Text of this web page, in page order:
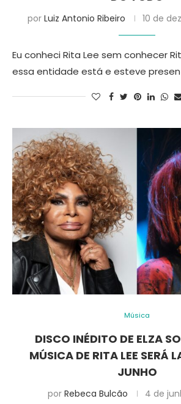
por Luiz Antonio Ribeiro 10 de
Eu conheci Rita Lee sem conhecer
essa entidade está e esteve
Música
DISCO INÉDITO DE ELZA
MÚSICA DE RITA LEE SERÁ
JUNHO
por Rebeca Bulcão 4 de